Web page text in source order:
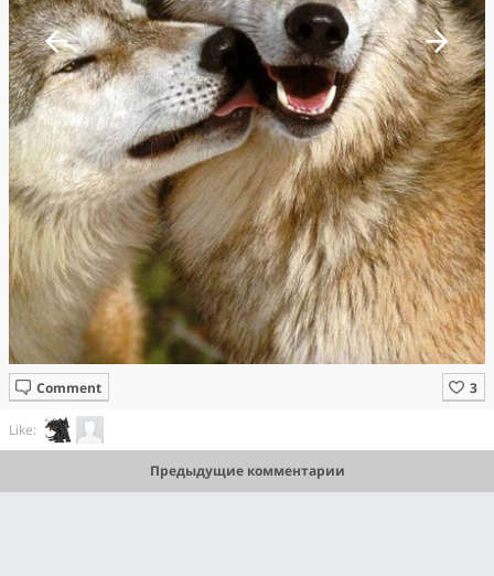
Comment
Like:
Предыдущие комментарии